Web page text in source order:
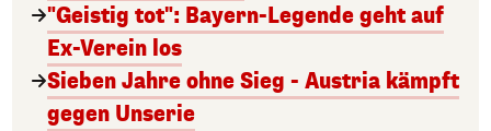
"Geistig tot": Bayern-Legende geht auf
Ex-Verein los
Sieben Jahre ohne Sieg - Austria kämpft
gegen Unserie